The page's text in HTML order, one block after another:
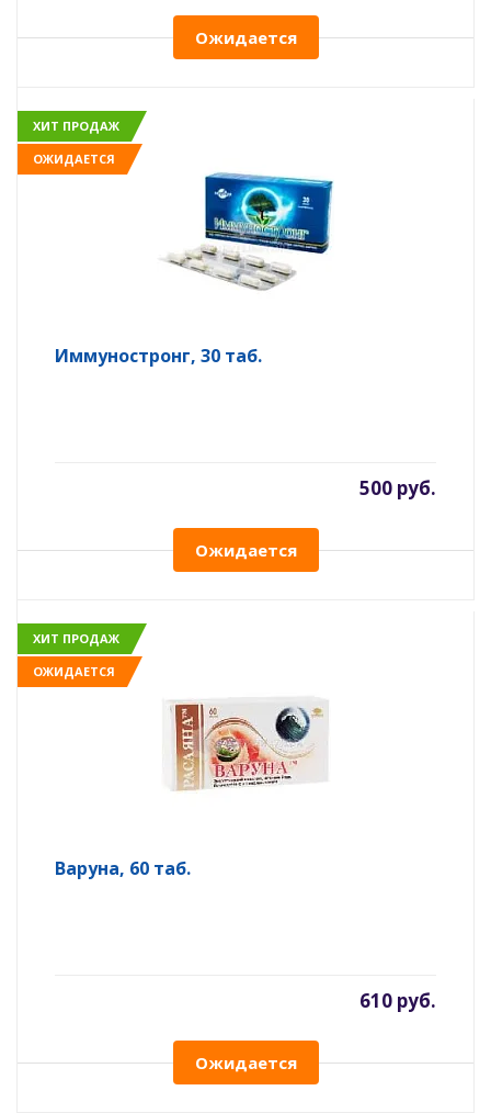
Ожидается
ХИТ ПРОДАЖ
ОЖИДАЕТСЯ
Иммуностронг, 30 таб.
500 руб.
Ожидается
ХИТ ПРОДАЖ
ОЖИДАЕТСЯ
Варуна, 60 таб.
610 руб.
Ожидается